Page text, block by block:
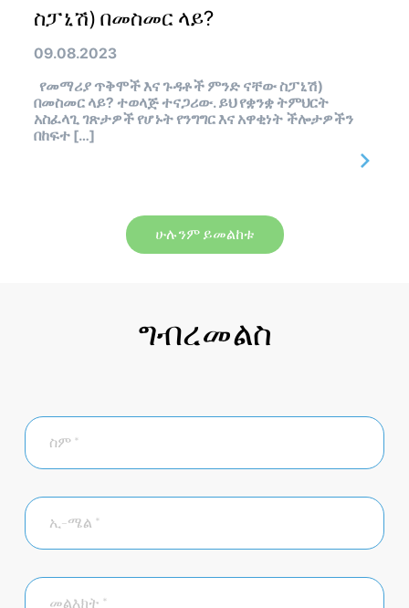
ስፓኒሽ) በመስመር ላይ?
09.08.2023
የመማሪያ ጥቅሞች እና ጉዳቶች ምንድ ናቸው ስፓኒሽ)
በመስመር ላይ? ተወላጅ ተናጋሪው. ይህ የቋንቋ ትምህርት
አስፈላጊ ገጽታዎች የሆኑት የንግግር እና አዋቂነት ችሎታዎችን
በከፍተ […]
ሁሉንም ይመልከቱ
ግብረመልስ